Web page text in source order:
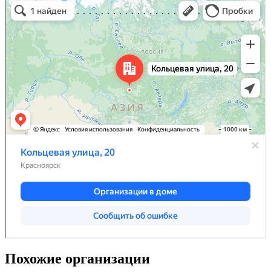
Похожие организации